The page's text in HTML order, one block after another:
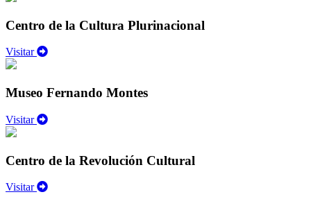
Centro de la Cultura Plurinacional
Visitar
Museo Fernando Montes
Visitar
Centro de la Revolución Cultural
Visitar